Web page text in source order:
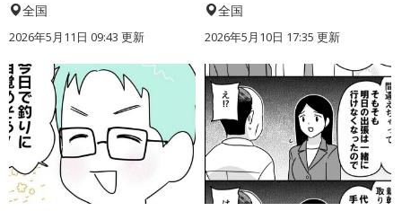
全国
2026年5月11日 09:43 更新
全国
2026年5月10日 17:35 更新